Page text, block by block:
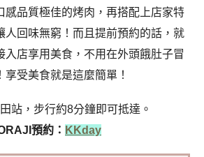
感品質極佳的烤肉，再搭配上店家特
人回味無窮！而且提前預約的話，就
入店享用美食，不用在外頭餓肚子冒
受美食就是這麼簡單！
站，步行約8分鐘即可抵達。
預約： KKday